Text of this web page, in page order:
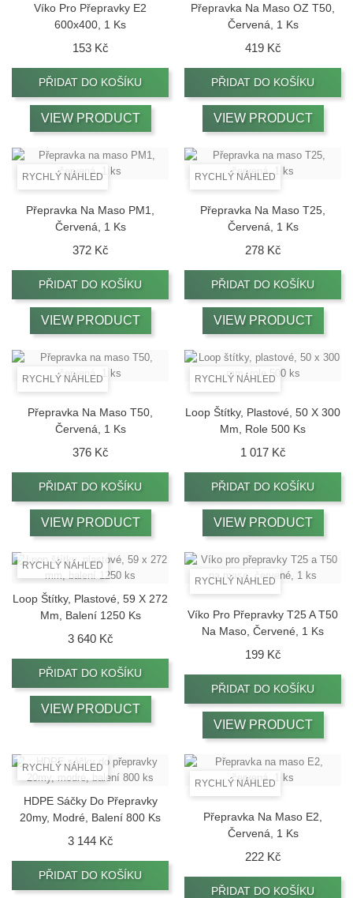
Víko Pro Přepravky E2
600x400, 1 Ks
153 KčCena
PŘIDAT DO KOŠÍKU
VIEW PRODUCT
Přepravka Na Maso OZ T50,
Červená, 1 Ks
419 KčCena
PŘIDAT DO KOŠÍKU
VIEW PRODUCT
RYCHLÝ NÁHLED
Přepravka Na Maso PM1,
Červená, 1 Ks
372 KčCena
PŘIDAT DO KOŠÍKU
VIEW PRODUCT
RYCHLÝ NÁHLED
Přepravka Na Maso T25,
Červená, 1 Ks
278 KčCena
PŘIDAT DO KOŠÍKU
VIEW PRODUCT
RYCHLÝ NÁHLED
Přepravka Na Maso T50,
Červená, 1 Ks
376 KčCena
PŘIDAT DO KOŠÍKU
VIEW PRODUCT
RYCHLÝ NÁHLED
Loop Štítky, Plastové, 50 X 300
Mm, Role 500 Ks
1 017 KčCena
PŘIDAT DO KOŠÍKU
VIEW PRODUCT
RYCHLÝ NÁHLED
Loop Štítky, Plastové, 59 X 272
Mm, Balení 1250 Ks
3 640 KčCena
PŘIDAT DO KOŠÍKU
VIEW PRODUCT
RYCHLÝ NÁHLED
Víko Pro Přepravky T25 A T50
Na Maso, Červené, 1 Ks
199 KčCena
PŘIDAT DO KOŠÍKU
VIEW PRODUCT
RYCHLÝ NÁHLED
HDPE Sáčky Do Přepravky
20my, Modré, Balení 800 Ks
3 144 KčCena
PŘIDAT DO KOŠÍKU
RYCHLÝ NÁHLED
Přepravka Na Maso E2,
Červená, 1 Ks
222 KčCena
PŘIDAT DO KOŠÍKU